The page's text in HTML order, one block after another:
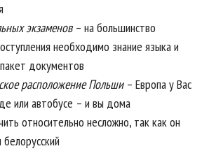
экзаменов– на большинство
необходимо знание языка и
документов
расположение Польши– Европа у Вас
или автобусе – и вы дома
относительно несложно, так как он